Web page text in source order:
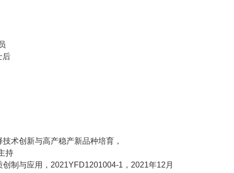
后
术创新与高产稳产新品种培育，
持
制与应用，2021YFD1201004-1，2021年12月